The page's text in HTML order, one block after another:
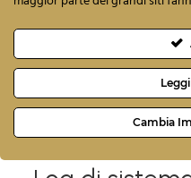
informazioni
policy, questa
all’Utente delle
contestuali
raccolta ed il
Cambia